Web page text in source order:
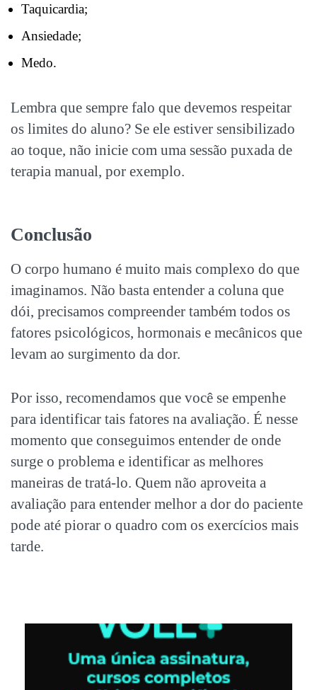
Taquicardia;
Ansiedade;
Medo.
Lembra que sempre falo que devemos respeitar
os limites do aluno? Se ele estiver sensibilizado
ao toque, não inicie com uma sessão puxada de
terapia manual, por exemplo.
Conclusão
O corpo humano é muito mais complexo do que
imaginamos. Não basta entender a coluna que
dói, precisamos compreender também todos os
fatores psicológicos, hormonais e mecânicos que
levam ao surgimento da dor.
Por isso, recomendamos que você se empenhe
para identificar tais fatores na avaliação. É nesse
momento que conseguimos entender de onde
surge o problema e identificar as melhores
maneiras de tratá-lo. Quem não aproveita a
avaliação para entender melhor a dor do paciente
pode até piorar o quadro com os exercícios mais
tarde.